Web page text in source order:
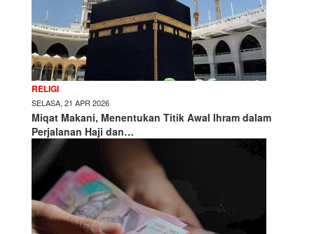
RELIGI
SELASA, 21 APR 2026
Miqat Makani, Menentukan Titik Awal Ihram dalam
Perjalanan Haji dan…